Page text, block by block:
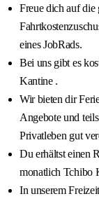
Freue dich auf die
eines JobRads.
Bei uns gibt es
Kantine .
Wir bieten dir
Angebote und
Privatleben gut
Du erhältst einen
monatlich Tchibo
In unserem